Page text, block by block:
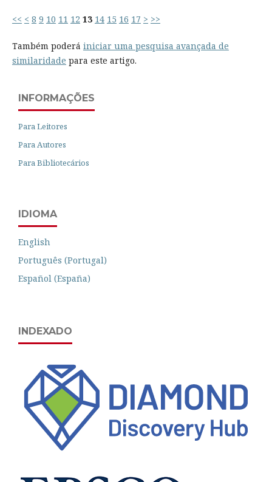
<< < 8 9 10 11 12 13 14 15 16 17 > >>
Também poderá iniciar uma pesquisa avançada de
similaridade para este artigo.
INFORMAÇÕES
Para Leitores
Para Autores
Para Bibliotecários
IDIOMA
English
Português (Portugal)
Español (España)
INDEXADO